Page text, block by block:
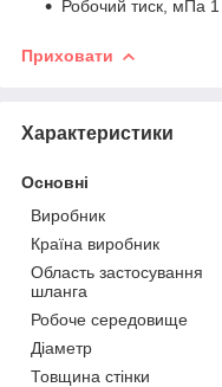
Робочий тиск, мПа
Приховати
Характеристики
Основні
Виробник
Країна виробник
Область застосування
шланга
Робоче середовище
Діаметр
Товщина стінки